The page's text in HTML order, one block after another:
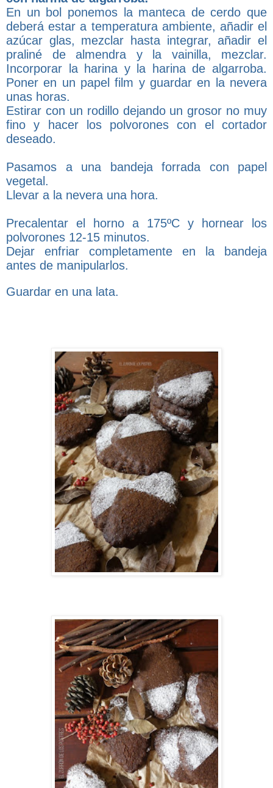
En un bol ponemos la manteca de cerdo que
deberá estar a temperatura ambiente, añadir el
azúcar glas, mezclar hasta integrar, añadir el
praliné de almendra y la vainilla, mezclar.
Incorporar la harina y la harina de algarroba.
Poner en un papel film y guardar en la nevera
unas horas.
Estirar con un rodillo dejando un grosor no muy
fino y hacer los polvorones con el cortador
deseado.
Pasamos a una bandeja forrada con papel
vegetal.
Llevar a la nevera una hora.
Precalentar el horno a 175ºC y hornear los
polvorones 12-15 minutos.
Dejar enfriar completamente en la bandeja
antes de manipularlos.
Guardar en una lata.